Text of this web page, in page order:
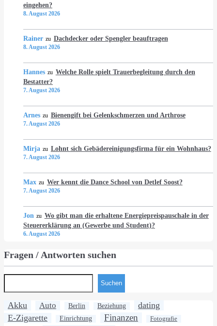
eingehen?
8. August 2026
Rainer zu Dachdecker oder Spengler beauftragen
8. August 2026
Hannes zu Welche Rolle spielt Trauerbegleitung durch den
Bestatter?
7. August 2026
Arnes zu Bienengift bei Gelenkschmerzen und Arthrose
7. August 2026
Mirja zu Lohnt sich Gebädereinigungsfirma für ein Wohnhaus?
7. August 2026
Max zu Wer kennt die Dance School von Detlef Soost?
7. August 2026
Jon zu Wo gibt man die erhaltene Energiepreispauschale in der
Steuererklärung an (Gewerbe und Student)?
6. August 2026
Fragen / Antworten suchen
Suchen
Akku Auto Berlin Beziehung
dating
E-Zigarette
Einrichtung Finanzen Fotografie